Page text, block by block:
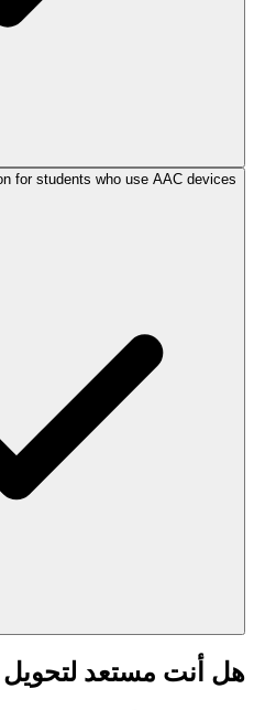
for students who use AAC devices?
هل أنت مستعد